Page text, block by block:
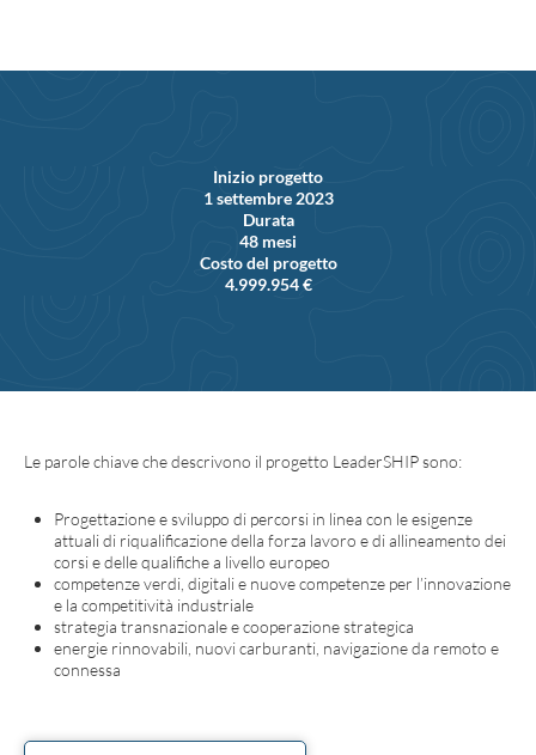
Inizio progetto
1 settembre 2023
Durata
48 mesi
Costo del progetto
4.999.954 €
Le parole chiave che descrivono il progetto LeaderSHIP sono:
Progettazione e sviluppo di percorsi in linea con le esigenze
attuali di riqualificazione della forza lavoro e di allineamento dei
corsi e delle qualifiche a livello europeo
competenze verdi, digitali e nuove competenze per l’innovazione
e la competitività industriale
strategia transnazionale e cooperazione strategica
energie rinnovabili, nuovi carburanti, navigazione da remoto e
connessa